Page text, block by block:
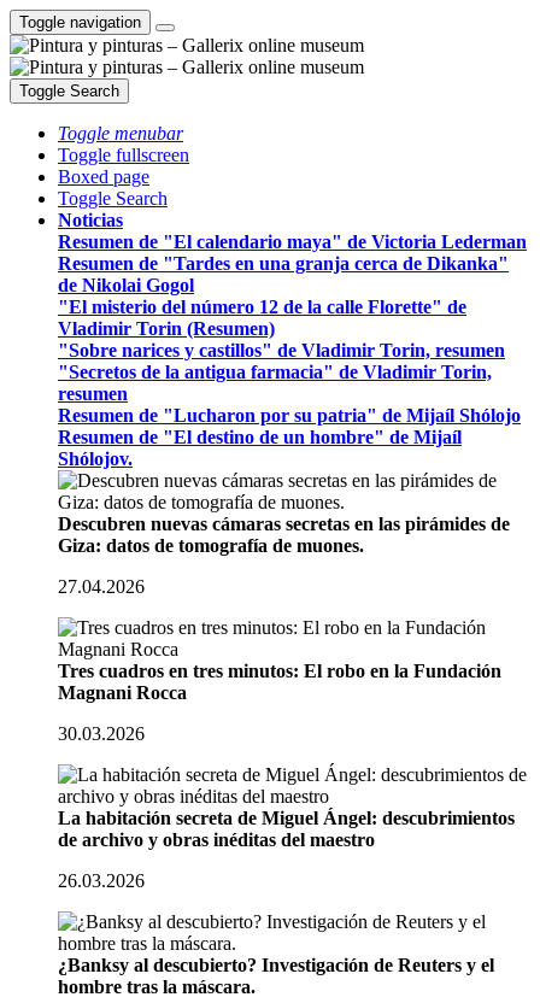
Toggle navigation
Toggle Search
Toggle menubar
Toggle fullscreen
Boxed page
Toggle Search
Noticias
Resumen de "El calendario maya" de Victoria Lederman
Resumen de "Tardes en una granja cerca de Dikanka"
de Nikolai Gogol
"El misterio del número 12 de la calle Florette" de
Vladimir Torin (Resumen)
"Sobre narices y castillos" de Vladimir Torin, resumen
"Secretos de la antigua farmacia" de Vladimir Torin,
resumen
Resumen de "Lucharon por su patria" de Mijaíl Shólojo
Resumen de "El destino de un hombre" de Mijaíl
Shólojov.
Descubren nuevas cámaras secretas en las pirámides de
Giza: datos de tomografía de muones.
27.04.2026
Tres cuadros en tres minutos: El robo en la Fundación
Magnani Rocca
30.03.2026
La habitación secreta de Miguel Ángel: descubrimientos
de archivo y obras inéditas del maestro
26.03.2026
¿Banksy al descubierto? Investigación de Reuters y el
hombre tras la máscara.